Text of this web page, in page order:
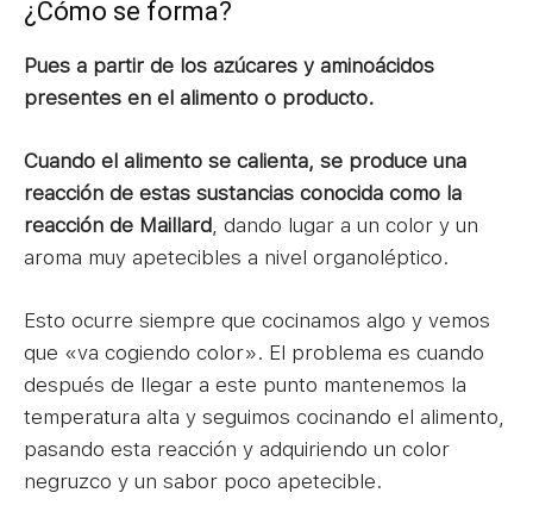
¿Cómo se forma?
Pues a partir de los azúcares y aminoácidos
presentes en el alimento o producto.
Cuando el alimento se calienta, se produce una
reacción de estas sustancias conocida como la
reacción de Maillard, dando lugar a un color y un
aroma muy apetecibles a nivel organoléptico.
Esto ocurre siempre que cocinamos algo y vemos
que «va cogiendo color». El problema es cuando
después de llegar a este punto mantenemos la
temperatura alta y seguimos cocinando el alimento,
pasando esta reacción y adquiriendo un color
negruzco y un sabor poco apetecible.